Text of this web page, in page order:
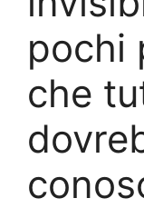
pochi
che